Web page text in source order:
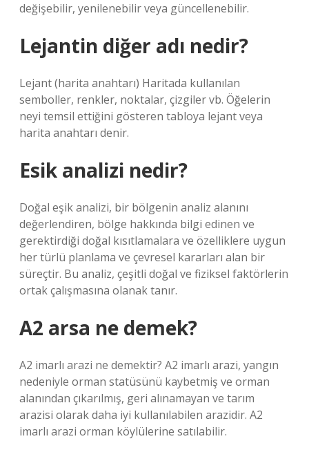
değişebilir, yenilenebilir veya güncellenebilir.
Lejantin diğer adı nedir?
Lejant (harita anahtarı) Haritada kullanılan
semboller, renkler, noktalar, çizgiler vb. Öğelerin
neyi temsil ettiğini gösteren tabloya lejant veya
harita anahtarı denir.
Esik analizi nedir?
Doğal eşik analizi, bir bölgenin analiz alanını
değerlendiren, bölge hakkında bilgi edinen ve
gerektirdiği doğal kısıtlamalara ve özelliklere uygun
her türlü planlama ve çevresel kararları alan bir
süreçtir. Bu analiz, çeşitli doğal ve fiziksel faktörlerin
ortak çalışmasına olanak tanır.
A2 arsa ne demek?
A2 imarlı arazi ne demektir? A2 imarlı arazi, yangın
nedeniyle orman statüsünü kaybetmiş ve orman
alanından çıkarılmış, geri alınamayan ve tarım
arazisi olarak daha iyi kullanılabilen arazidir. A2
imarlı arazi orman köylülerine satılabilir.